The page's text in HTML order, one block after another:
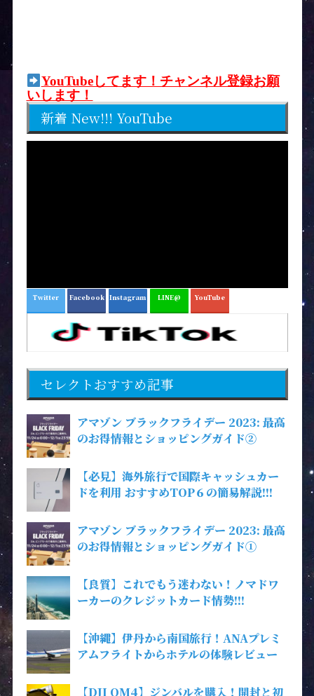
YouTubeしてます！チャンネル登録お願
いします！
新着 New!!! YouTube
Twitter Facebook Instagram LINE@ YouTube
セレクトおすすめ記事
アマゾン ブラックフライデー 2023: 最高
のお得情報とショッピングガイド②
【必見】海外旅行で国際キャッシュカー
ドを利用 おすすめTOP６の簡易解説!!!
アマゾン ブラックフライデー 2023: 最高
のお得情報とショッピングガイド①
【良質】これでもう迷わない！ノマドワ
ーカーのクレジットカード情勢!!!
【沖縄】伊丹から南国旅行！ANAプレミ
アムフライトからホテルの体験レビュー
【DJI OM4】ジンバルを購入！開封と初